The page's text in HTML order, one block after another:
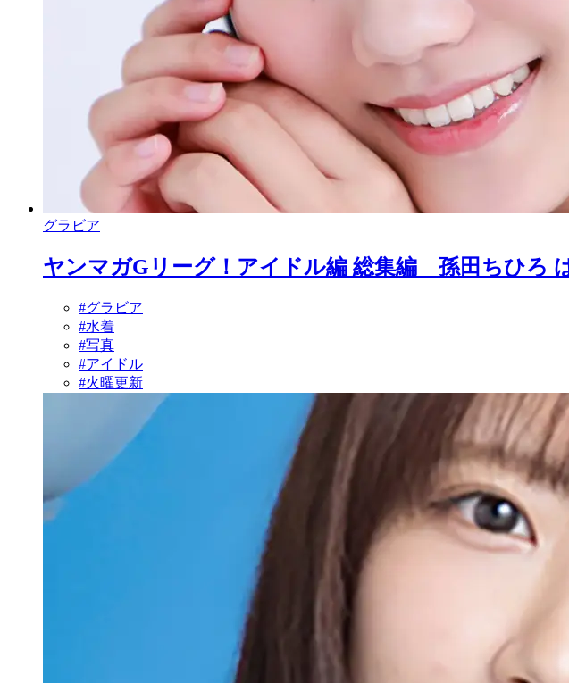
グラビア
ヤンマガGリーグ！アイドル編 総集編 孫田ちひろ
#グラビア
#水着
#写真
#アイドル
#火曜更新